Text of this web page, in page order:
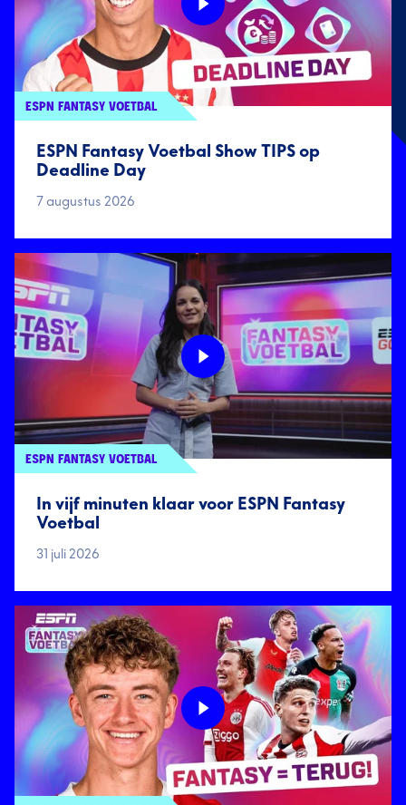
ESPN FANTASY VOETBAL
ESPN Fantasy Voetbal Show TIPS op
Deadline Day
7 augustus 2026
ESPN FANTASY VOETBAL
In vijf minuten klaar voor ESPN Fantasy
Voetbal
31 juli 2026